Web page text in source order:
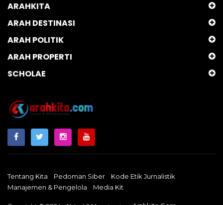
ARAHKITA
ARAH DESTINASI
ARAH POLITIK
ARAH PROPERTI
SCHOLAE
Tentang Kita Pedoman Siber
Kode Etik Jurnalistik
Manajemen & Pengelola
Media Kit